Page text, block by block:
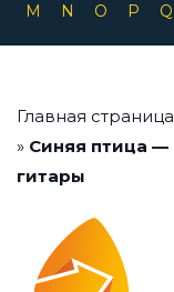
M
N O P
Главная страница
» Синяя птица —
гитары